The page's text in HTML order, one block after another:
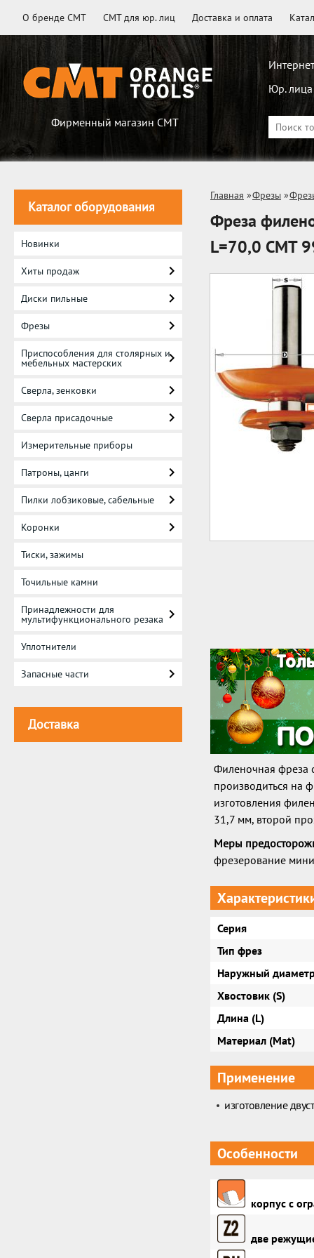
О бренде CMT CMT для юр. лиц Доставка и оплата
Фирменный магазин CMT
Юр. лица
Каталог оборудования
Новинки
Хиты продаж
Диски пильные
Фрезы
Приспособления для столярных и
мебельных мастерских
Сверла, зенковки
Сверла присадочные
Измерительные приборы
Патроны, цанги
Пилки лобзиковые, сабельные
Коронки
Тиски, зажимы
Точильные камни
Принадлежности для
мультифункционального резака
Уплотнители
Запасные части
Доставка
Главная »Фрезы »
Фреза
L=70,0 CMT
Филеночная фреза
производиться на
изготовления
31,7 мм, второй
Меры
фрезерование
Серия
Тип фрез
Наружный
Хвостовик (S)
Длина (L)
Материал (Mat)
Применение
изготовление
Особенности
корпус с
две